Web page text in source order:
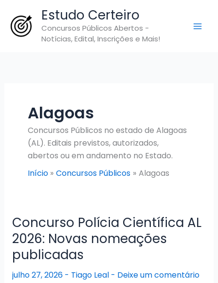
para
Estudo Certeiro
Concursos Públicos Abertos -
Notícias, Edital, Inscrições e Mais!
Alagoas
Concursos Públicos no estado de Alagoas
(AL). Editais previstos, autorizados,
abertos ou em andamento no Estado.
Início
Concursos Públicos Alagoas
Concurso Polícia Científica AL
2026: Novas nomeações
publicadas
julho 27, 2026 - Tiago Leal - Deixe um comentário